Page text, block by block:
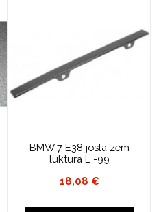
BMW 7 E38 josla zem
luktura L -99
18,08 €